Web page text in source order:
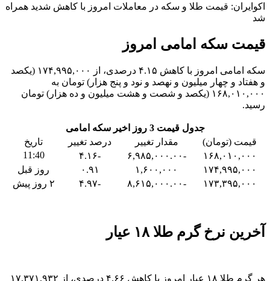
اکوایران: قیمت طلا و سکه در معاملات امروز با کاهش شدید همراه
شد
قیمت سکه امامی امروز
سکه امامی امروز با کاهش ۴.۱۵ درصدی، از ۱۷۴,۹۹۵,۰۰۰ (یکصد
و هفتاد و چهار میلیون و نهصد و نود و پنج هزار) تومان به
۱۶۸,۰۱۰,۰۰۰ (یکصد و شصت و هشت میلیون و ده هزار) تومان
رسید.
جدول قیمت 3 روز اخیر سکه امامی
قیمت (تومان)
مقدار تغییر درصد تغییر
تاریخ
۱۶۸,۰۱۰,۰۰۰
-۶,۹۸۵,۰۰۰.۰۰ -۴.۱۶
11:40
۱۷۴,۹۹۵,۰۰۰
۱,۶۰۰,۰۰۰ ۰.۹۱
روز قبل
۱۷۳,۳۹۵,۰۰۰
-۸,۶۱۵,۰۰۰.۰۰ -۴.۹۷ ۲ روز پیش
آخرین نرخ گرم طلا ۱۸ عیار
هر گرم طلا ۱۸ عیار امروز با کاهش ۴.۶۶ درصدی، از ۱۷,۳۷۱,۹۳۲